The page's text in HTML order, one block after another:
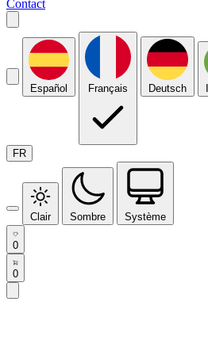
Contact
Español Français Deutsch
FR
Clair Sombre Système
0
0